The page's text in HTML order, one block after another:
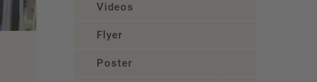
Videos
Flyer
Poster